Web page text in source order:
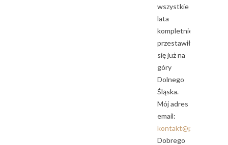
wszystkie
lata
kompletnie
przestawiłam
się już na
góry
Dolnego
Śląska.
Mój adres
email:
kontakt@pieprznik.pl
Dobrego